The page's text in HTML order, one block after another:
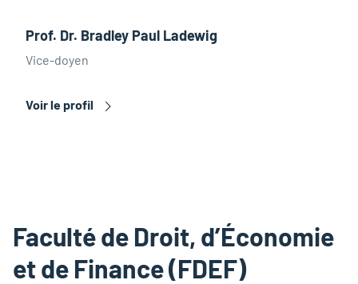
Prof. Dr. Bradley Paul Ladewig
Vice-doyen
Voir le profil
Faculté de Droit, d’Économie
et de Finance (FDEF)